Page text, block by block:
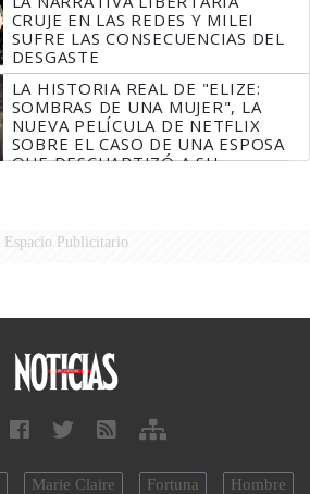
CRUJE EN LAS REDES Y MILEI
SUFRE LAS CONSECUENCIAS DEL
DESGASTE
LA HISTORIA REAL DE "ELIZE:
SOMBRAS DE UNA MUJER", LA
NUEVA PELÍCULA DE NETFLIX
SOBRE EL CASO DE UNA ESPOSA
QUE DESCUARTIZÓ A SU
Espacio Publicitario
Marie Claire Fortuna Hombre